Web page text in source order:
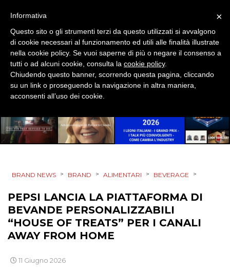
EVENTI
MOBILE
PROMOZIONI
PUNTI VENDITA
CINEMA
DIGITALE
BRAND NEWS > BRAND > ALIMENTARI > BEVERAGE >
PEPSI LANCIA LA PIATTAFORMA DI
BEVANDE PERSONALIZZABILI
“HOUSE OF TREATS” PER I CANALI
AWAY FROM HOME
11 Giugno 2026
×
Informativa
Questo sito o gli strumenti terzi da questo utilizzati si avvalgono
di cookie necessari al funzionamento ed utili alle finalità illustrate
nella cookie policy. Se vuoi saperne di più o negare il consenso a
tutti o ad alcuni cookie, consulta la cookie policy.
Chiudendo questo banner, scorrendo questa pagina, cliccando
su un link o proseguendo la navigazione in altra maniera,
acconsenti all’uso dei cookie.